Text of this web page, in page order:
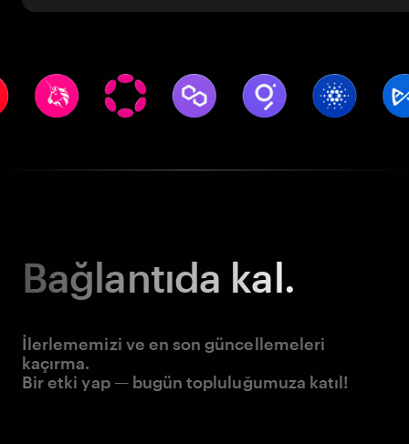
Bağlantıda kal.
İlerlememizi ve en son güncellemeleri
kaçırma.
Bir etki yap — bugün topluluğumuza katıl!